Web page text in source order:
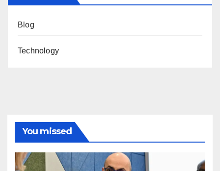
Blog
Technology
You missed